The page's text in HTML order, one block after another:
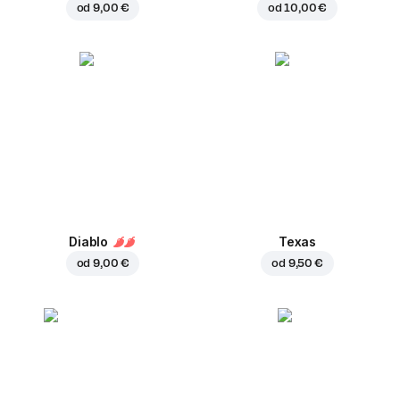
od9,00 € od10,00 €
Diablo
od9,00 €
Texas
od 9,50 €